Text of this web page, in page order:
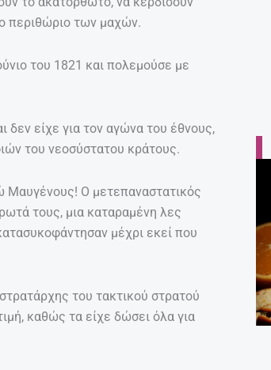
περιθώριο των μαχών.
του 1821 και πολεμούσε με
δεν είχε για τον αγώνα του έθνους,
του νεοσύστατου κράτους.
Μαυγένους! Ο μετεπαναστατικός
τους, μια καταραμένη λες
μέχρι εκεί που
του τακτικού στρατού
καθώς τα είχε δώσει όλα για